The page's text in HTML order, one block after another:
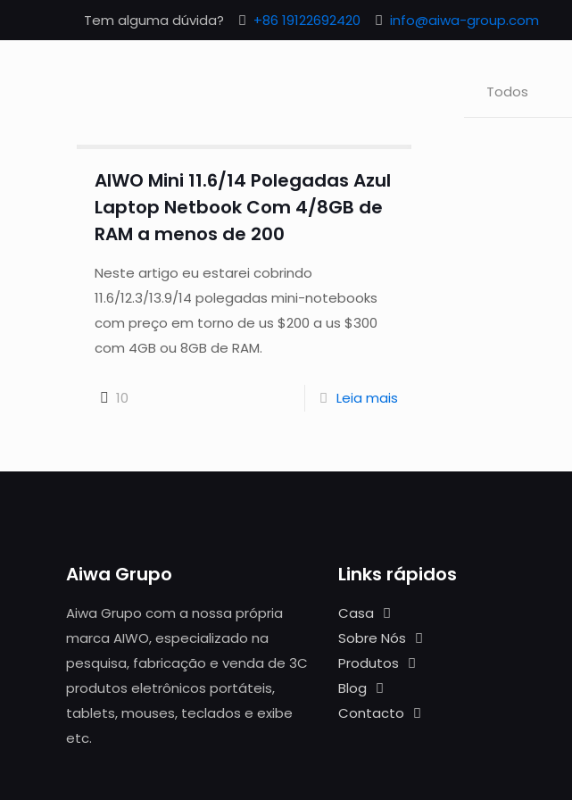
Tem alguma dúvida? +86 19122692420 info@aiwa-group.com
Todos
AIWO Mini 11.6/14 Polegadas Azul
Laptop Netbook Com 4/8GB de
RAM a menos de 200
Neste artigo eu estarei cobrindo
11.6/12.3/13.9/14 polegadas mini-notebooks
com preço em torno de us $200 a us $300
com 4GB ou 8GB de RAM.
10 Leia mais
Aiwa Grupo
Aiwa Grupo com a nossa própria
marca AIWO, especializado na
pesquisa, fabricação e venda de 3C
produtos eletrônicos portáteis,
tablets, mouses, teclados e exibe
etc.
Links rápidos
Casa
Sobre Nós
Produtos
Blog
Contacto